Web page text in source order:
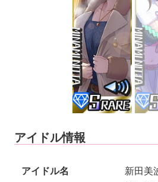
アイドル情報
アイドル名 新田美